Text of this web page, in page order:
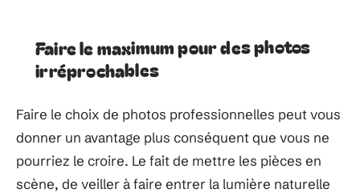
Faire le maximum pour des photos
irréprochables
Faire le choix de photos professionnelles peut vous
donner un avantage plus conséquent que vous ne
pourriez le croire. Le fait de mettre les pièces en
scène, de veiller à faire entrer la lumière naturelle